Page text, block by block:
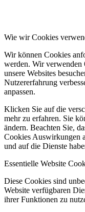
Wie wir Cookies
Wir können Cookies
werden. Wir verwenden
unsere Websites
Nutzererfahrung
anpassen.
Klicken Sie auf die
mehr zu erfahren. Sie
ändern. Beachten Sie,
Cookies Auswirkungen
und auf die Dienste
Essentielle Website
Diese Cookies sind
Website verfügbaren
ihrer Funktionen zu